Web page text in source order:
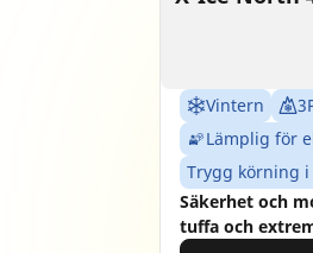
Vintern
Lämplig för
Trygg körning
Säkerhet och
tuffa och